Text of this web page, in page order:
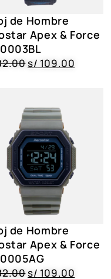
de Hombre
Apex & Force
s/ 109.00
de Hombre
Apex & Force
s/ 109.00